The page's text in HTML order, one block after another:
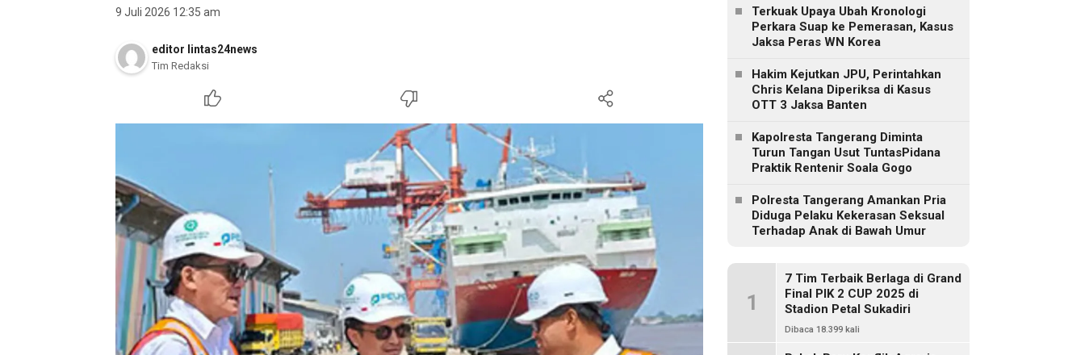
9 Juli 2026 12:35 am
editor lintas24news
Tim Redaksi
Terkuak Upaya Ubah Kronologi
Perkara Suap ke Pemerasan, Kasus
Jaksa Peras WN Korea
Hakim Kejutkan JPU, Perintahkan
Chris Kelana Diperiksa di Kasus
OTT 3 Jaksa Banten
Kapolresta Tangerang Diminta
Turun Tangan Usut TuntasPidana
Praktik Rentenir Soala Gogo
Polresta Tangerang Amankan Pria
Diduga Pelaku Kekerasan Seksual
Terhadap Anak di Bawah Umur
1
7 Tim Terbaik Berlaga di Grand
Final PIK 2 CUP 2025 di
Stadion Petal Sukadiri
Dibaca 18.399 kali